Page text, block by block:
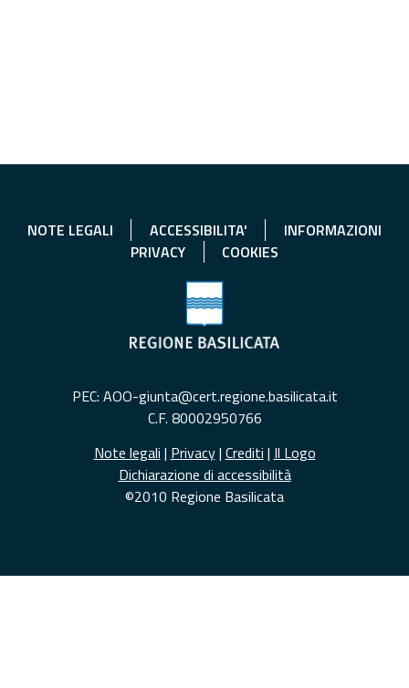
NOTE LEGALI ACCESSIBILITA'
INFORMAZIONI
PRIVACY
COOKIES
PEC: AOO-giunta@cert.regione.basilicata.it
C.F. 80002950766
Note legali | Privacy| Crediti | Il Logo
Dichiarazione di accessibilità
©2010 Regione Basilicata